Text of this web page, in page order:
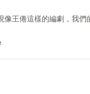
王倦這樣的編劇，我們